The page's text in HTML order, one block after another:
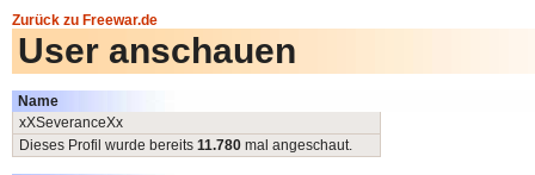
Zurück zu Freewar.de
User anschauen
Name
xXSeveranceXx
Dieses Profil wurde bereits 11.780 mal angeschaut.